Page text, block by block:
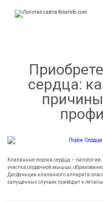
сердца:
Клапанные пороки сердца –
участка сердечной мышцы,
Дисфункция клапанного аппарата
запущенных случаях приводит к